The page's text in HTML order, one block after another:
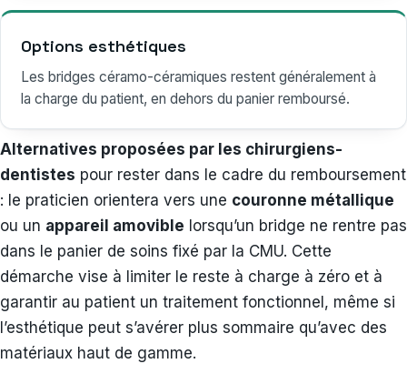
Options esthétiques
Les bridges céramo-céramiques restent généralement à
la charge du patient, en dehors du panier remboursé.
Alternatives proposées par les chirurgiens-
dentistes pour rester dans le cadre du remboursement
: le praticien orientera vers une couronne métallique
ou un appareil amovible lorsqu’un bridge ne rentre pas
dans le panier de soins fixé par la CMU. Cette
démarche vise à limiter le reste à charge à zéro et à
garantir au patient un traitement fonctionnel, même si
l’esthétique peut s’avérer plus sommaire qu’avec des
matériaux haut de gamme.